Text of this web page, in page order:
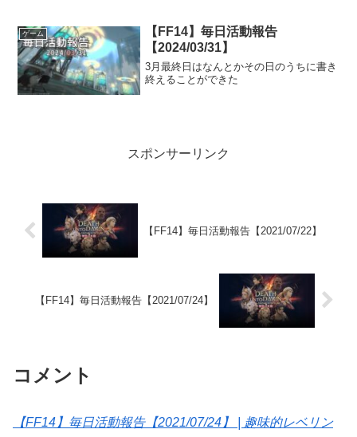
ゲーム
【FF14】毎日活動報告
【2024/03/31】
3月最終日はなんとかその日のうちに書き
終えることができた
スポンサーリンク
【FF14】毎日活動報告【2021/07/22】
【FF14】毎日活動報告【2021/07/24】
コメント
【FF14】毎日活動報告【2021/07/24】 | 趣味的レベリン